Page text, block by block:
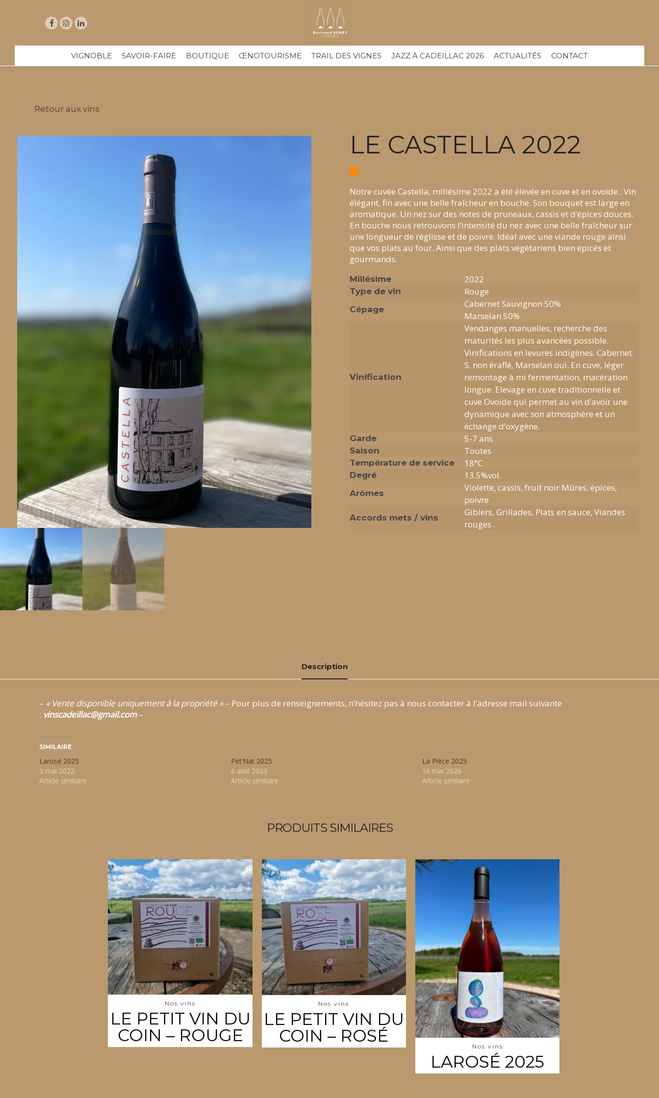
VIGNOBLE SAVOIR-FAIRE BOUTIQUE ŒNOTOURISME TRAIL DES VIGNES JAZZ À CADEILLAC 2026 ACTUALITÉS CONTACT
Retour aux vins
LE CASTELLA 2022
Notre cuvée Castella, millésime 2022 a été élevée en cuve et en ovoïde.. Vin
élégant, fin avec une belle fraîcheur en bouche. Son bouquet est large en
aromatique. Un nez sur des notes de pruneaux, cassis et d’épices douces.
En bouche nous retrouvons l’intensité du nez avec une belle fraîcheur sur
une longueur de réglisse et de poivre. Idéal avec une viande rouge ainsi
que vos plats au four. Ainsi que des plats végétariens bien épicés et
gourmands.
Millésime 2022
Type de vin Rouge
Cépage
Cabernet Sauvignon 50%
Marselan 50%
Vinification
Vendanges manuelles, recherche des
maturités les plus avancées possible.
Vinifications en levures indigènes. Cabernet
S. non éraflé, Marselan oui. En cuve, léger
remontage à mi fermentation, macération
longue. Elevage en cuve traditionnelle et
cuve Ovoide qui permet au vin d’avoir une
dynamique avec son atmosphère et un
échange d’oxygène.
Garde 5-7 ans
Saison Toutes
Température de service 18°C
Degré 13.5%vol.
Arômes
Violette, cassis, fruit noir Mûres, épices,
poivre
Accords mets / vins
Gibiers, Grillades, Plats en sauce, Viandes
rouges
Description
– « Vente disponible uniquement à la propriété »– Pour plus de renseignements, n’hésitez pas à nous contacter à l’adresse mail suivante
: vinscadeillac@gmail.com–
SIMILAIRE
Larosé 2025
3 mai 2022
Article similaire
Pet’Nat 2025
6 avril 2023
Article similaire
La Pièce 2025
16 mai 2026
Article similaire
PRODUITS SIMILAIRES
Nos vins
LE PETIT VIN DU
COIN – ROUGE
Nos vins
LE PETIT VIN DU
COIN – ROSÉ
Nos vins
LAROSÉ 2025